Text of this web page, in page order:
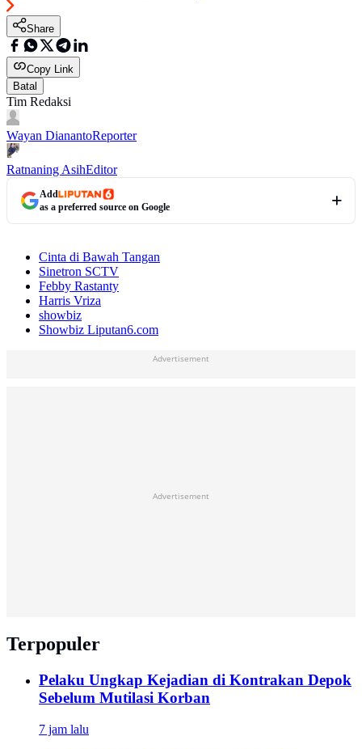
Share
Copy Link
Batal
Tim Redaksi
Wayan DianantoReporter
Ratnaning AsihEditor
Add
as a preferred source on Google
Cinta di Bawah Tangan
Sinetron SCTV
Febby Rastanty
Harris Vriza
showbiz
Showbiz Liputan6.com
Advertisement
Advertisement
Terpopuler
Pelaku Ungkap Kejadian di Kontrakan Depok
Sebelum Mutilasi Korban
7 jam lalu